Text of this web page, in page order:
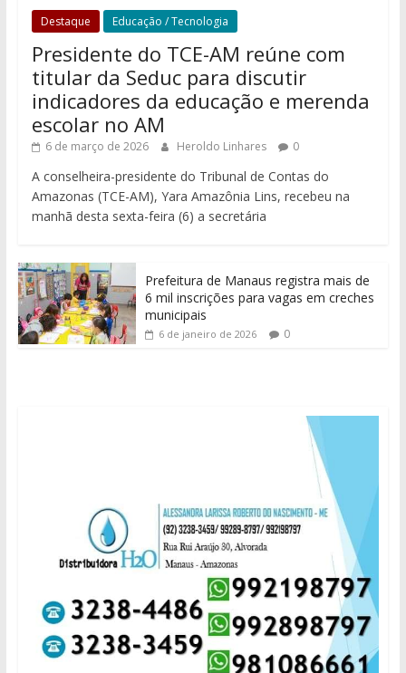
Destaque Educação / Tecnologia
Presidente do TCE-AM reúne com
titular da Seduc para discutir
indicadores da educação e merenda
escolar no AM
6 de março de 2026 Heroldo Linhares 0
A conselheira-presidente do Tribunal de Contas do
Amazonas (TCE-AM), Yara Amazônia Lins, recebeu na
manhã desta sexta-feira (6) a secretária
Prefeitura de Manaus registra mais de
6 mil inscrições para vagas em creches
municipais
6 de janeiro de 2026 0